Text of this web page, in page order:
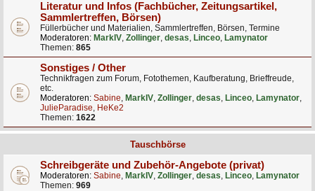
Literatur und Infos (Fachbücher, Zeitungsartikel,
Sammlertreffen, Börsen)
Füllerbücher und Materialien, Sammlertreffen, Börsen, Termine
Moderatoren: MarkIV, Zollinger, desas, Linceo, Lamynator
Themen: 865
Sonstiges / Other
Technikfragen zum Forum, Fotothemen, Kaufberatung, Brieffreude,
etc.
Moderatoren: Sabine, MarkIV, Zollinger, desas, Linceo, Lamynator,
JulieParadise, HeKe2
Themen: 1622
Tauschbörse
Schreibgeräte und Zubehör-Angebote (privat)
Moderatoren: Sabine, MarkIV, Zollinger, desas, Linceo, Lamynator
Themen: 969